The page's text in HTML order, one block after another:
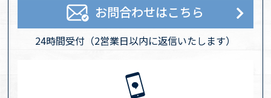
お問合わせはこちら
24時間受付 （2営業日以内に返信いたします）